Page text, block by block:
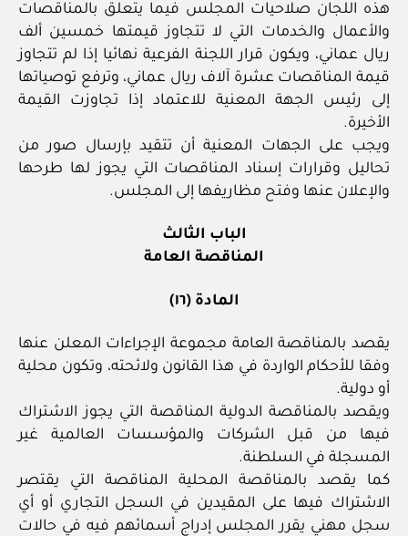
هذه اللجان صلاحيات المجلس فيما يتعلق بالمناقصات
والأعمال والخدمات التي لا تتجاوز قيمتها خمسين ألف
ريال عماني، ويكون قرار اللجنة الفرعية نهائيا إذا لم تتجاوز
قيمة المناقصات عشرة آلاف ريال عماني، وترفع توصياتها
إلى رئيس الجهة المعنية للاعتماد إذا تجاوزت القيمة
الأخيرة.
ويجب على الجهات المعنية أن تتقيد بإرسال صور من
تحاليل وقرارات إسناد المناقصات التي يجوز لها طرحها
والإعلان عنها وفتح مظاريفها إلى المجلس.
الباب الثالث
المناقصة العامة
المادة (١٦)
يقصد بالمناقصة العامة مجموعة الإجراءات المعلن عنها
وفقا للأحكام الواردة في هذا القانون ولائحته، وتكون محلية
أو دولية.
ويقصد بالمناقصة الدولية المناقصة التي يجوز الاشتراك
فيها من قبل الشركات والمؤسسات العالمية غير
المسجلة في السلطنة.
كما يقصد بالمناقصة المحلية المناقصة التي يقتصر
الاشتراك فيها على المقيدين في السجل التجاري أو أي
سجل مهني يقرر المجلس إدراج أسمائهم فيه في حالات